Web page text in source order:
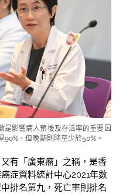
是影響病人預後及存活率的重要因
90% ，但晚期則降至少於50%。
有「廣東瘤」之稱，是香
症資料統計中心2021年數
排名第九，死亡率則排名